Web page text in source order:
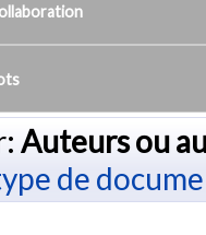
Auteurs ou
de